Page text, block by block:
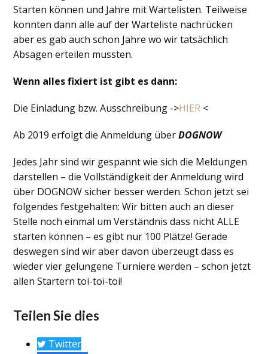
Starten können und Jahre mit Wartelisten. Teilweise
konnten dann alle auf der Warteliste nachrücken
aber es gab auch schon Jahre wo wir tatsächlich
Absagen erteilen mussten.
Wenn alles fixiert ist gibt es dann:
Die Einladung bzw. Ausschreibung ->HIER <
Ab 2019 erfolgt die Anmeldung überDOGNOW
Jedes Jahr sind wir gespannt wie sich die Meldungen
darstellen – die Vollständigkeit der Anmeldung wird
über DOGNOW sicher besser werden. Schon jetzt sei
folgendes festgehalten: Wir bitten auch an dieser
Stelle noch einmal um Verständnis dass nicht ALLE
starten können – es gibt nur 100 Plätze! Gerade
deswegen sind wir aber davon überzeugt dass es
wieder vier gelungene Turniere werden – schon jetzt
allen Startern toi-toi-toi!
Teilen Sie dies
Twitter